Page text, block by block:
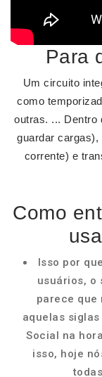
Para
Um circuito
como
outras. ... Dentro
guardar
corrente) e
Como
Isso por
usuários, o
parece que
aquelas
Social na
isso, hoje